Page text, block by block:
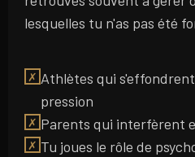
lesquelles tu n'as pas été
✗ Athlètes qui
pression
✗ Parents qui interfèrent
✗ Tu joues le rôle de